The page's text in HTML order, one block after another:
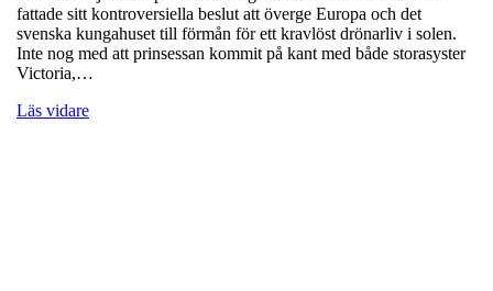
fattade sitt kontroversiella beslut att överge Europa och det
svenska kungahuset till förmån för ett kravlöst drönarliv i solen.
Inte nog med att prinsessan kommit på kant med både storasyster
Victoria,…
Läs vidare